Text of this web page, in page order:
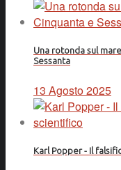
Una rotonda sul
Sessanta
13 Agosto 2025
Karl Popper - Il